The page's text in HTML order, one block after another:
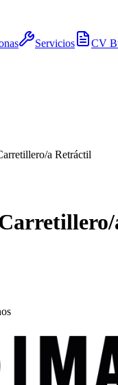
Servicios CV
a Retráctil